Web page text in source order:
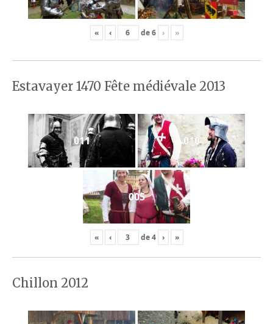
« ‹ de6 › »
Estavayer 1470 Fête médiévale 2013
011 010
005
« ‹ de4 › »
Chillon 2012